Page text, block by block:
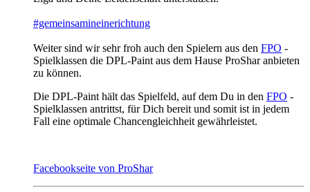
#gemeinsamineinerichtung
Weiter sind wir sehr froh auch den Spielern aus den FPO -
Spielklassen die DPL-Paint aus dem Hause ProShar anbieten
zu können.
Die DPL-Paint hält das Spielfeld, auf dem Du in den FPO -
Spielklassen antrittst, für Dich bereit und somit ist in jedem
Fall eine optimale Chancengleichheit gewährleistet.
Facebookseite von ProShar